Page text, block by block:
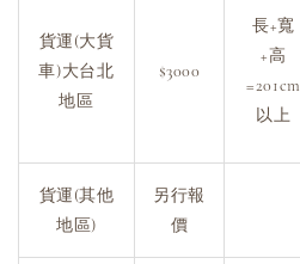
貨運(大貨
車)大台北
地區
$3000
長+寬
+高
=201cm
以上
貨運(其他
地區)
另行報
價